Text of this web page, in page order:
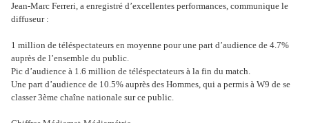
Jean-Marc Ferreri, a enregistré d’excellentes performances, communique le
diffuseur :
1 million de téléspectateurs en moyenne pour une part d’audience de 4.7%
auprès de l’ensemble du public.
Pic d’audience à 1.6 million de téléspectateurs à la fin du match.
Une part d’audience de 10.5% auprès des Hommes, qui a permis à W9 de se
classer 3ème chaîne nationale sur ce public.